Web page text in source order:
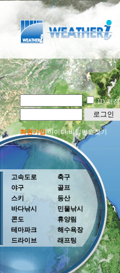
ID 저장
로그인
회원가입아이디/비밀번호찾기
고속도로
야구
스키
바다낚시
콘도
테마파크
드라이브
축구
골프
등산
민물낚시
휴양림
해수욕장
래프팅